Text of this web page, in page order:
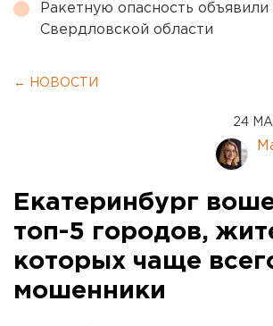
Ракетную опасность объявили
Свердловской области
← НОВОСТИ
24
Екатеринбург
топ-5 городов,
которых чаще
мошенники